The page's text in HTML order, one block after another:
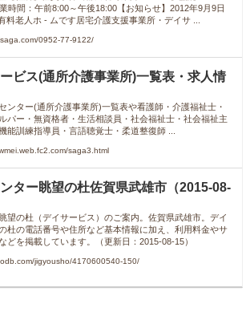
時間：午前8:00～午後18:00【お知らせ】2012年9月9日
料老人ホ - ムです居宅介護支援事業所・デイサ ...
0952-77-9122/
ビス(通所介護事業所)一覧表・求人情
ンター(通所介護事業所)一覧表や看護師・介護福祉士・
パー・無資格者・生活相談員・社会福祉士・社会福祉主
能訓練指導員・言語聴覚士・柔道整復師 ...
saga3.html
ター眺望の杜佐賀県武雄市（2015-08-
望の杜（デイサービス）のご案内。佐賀県武雄市。デイ
杜の電話番号や住所など基本情報に加え、利用料金やサ
どを掲載しています。（更新日：2015-08-15）
jigyousho/4170600540-150/